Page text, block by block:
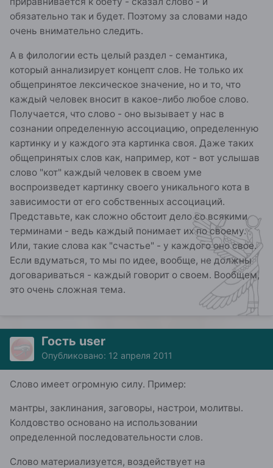
обязательно так и будет. Поэтому за словами надо
очень внимательно следить.
А в филологии есть целый раздел - семантика,
который аннализирует концепт слов. Не только их
общепринятое лексическое значение, но и то, что
каждый человек вносит в какое-либо любое слово.
Получается, что слово - оно вызывает у нас в
сознании определенную ассоциацию, определенную
картинку и у каждого эта картинка своя. Даже таких
общепринятых слов как, например, кот - вот услышав
слово "кот" каждый человек в своем уме
воспроизведет картинку своего уникального кота в
зависимости от его собственных ассоциаций.
Представьте, как сложно обстоит дело со всякими
терминами - ведь каждый понимает их по своему.
Или, такие слова как "счастье" - у каждого оно свое.
Если вдуматься, то мы по идее, вообще, не должны
договариваться - каждый говорит о своем. Вообщем,
это очень сложная тема.
Гость user
Опубликовано: 12 апреля 2011
Слово имеет огромную силу. Пример:
мантры, заклинания, заговоры, настрои, молитвы.
Колдовство основано на использовании
определенной последовательности слов.
Слово материализуется, воздействует на